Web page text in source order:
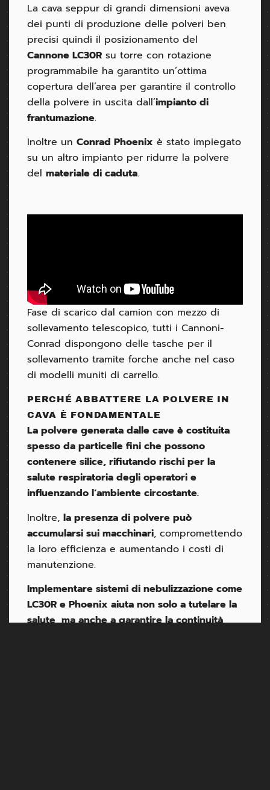
La cava seppur di grandi dimensioni aveva
dei punti di produzione delle polveri ben
precisi quindi il posizionamento del
Cannone LC30R su torre con rotazione
programmabile ha garantito un’ottima
copertura dell’area per garantire il controllo
della polvere in uscita dall’impianto di
frantumazione.
Inoltre un Conrad Phoenix è stato impiegato
su un altro impianto per ridurre la polvere
del materiale di caduta.
Fase di scarico dal camion con mezzo di
sollevamento telescopico, tutti i Cannoni-
Conrad dispongono delle tasche per il
sollevamento tramite forche anche nel caso
di modelli muniti di carrello.
PERCHÉ ABBATTERE LA POLVERE IN
CAVA È FONDAMENTALE
La polvere generata dalle cave è costituita
spesso da particelle fini che possono
contenere silice, rifiutando rischi per la
salute respiratoria degli operatori e
influenzando l’ambiente circostante.
Inoltre, la presenza di polvere può
accumularsi sui macchinari, compromettendo
la loro efficienza e aumentando i costi di
manutenzione.
Implementare sistemi di nebulizzazione come
LC30R e Phoenix aiuta non solo a tutelare la
salute, ma anche a garantire la continuità